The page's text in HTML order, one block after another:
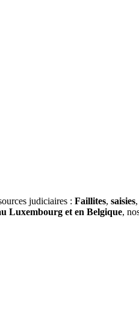
judiciaires : Faillites, saisies,
Luxembourg et en Belgique,